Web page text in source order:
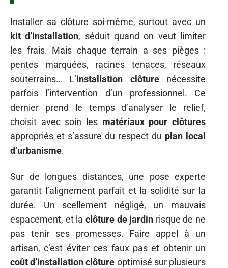
Installer sa clôture soi-même, surtout avec un
kit d’installation, séduit quand on veut limiter
les frais. Mais chaque terrain a ses pièges :
pentes marquées, racines tenaces, réseaux
souterrains… L’installation clôturenécessite
parfois l’intervention d’un professionnel. Ce
dernier prend le temps d’analyser le relief,
choisit avec soin les matériaux pour clôtures
appropriés et s’assure du respect du plan local
d’urbanisme.
Sur de longues distances, une pose experte
garantit l’alignement parfait et la solidité sur la
durée. Un scellement négligé, un mauvais
espacement, et la clôture de jardin risque de ne
pas tenir ses promesses. Faire appel à un
artisan, c’est éviter ces faux pas et obtenir un
coût d’installation clôture optimisé sur plusieurs